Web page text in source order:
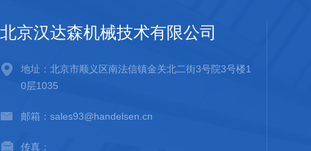
北京汉达森机械技术有限公司
地址：北京市顺义区南法信镇金关北二街3号院3号楼1
0层1035
邮箱：sales93@handelsen.cn
传真：